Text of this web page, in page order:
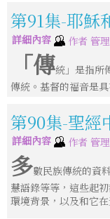
第91集-耶穌
詳細內容 作者 管
「傳統」是指所
傳統。基督的福音是
第90集-聖經
詳細內容 作者 管
多數民族傳統的資
慧語錄等等，這些起
環境背景，以及和它